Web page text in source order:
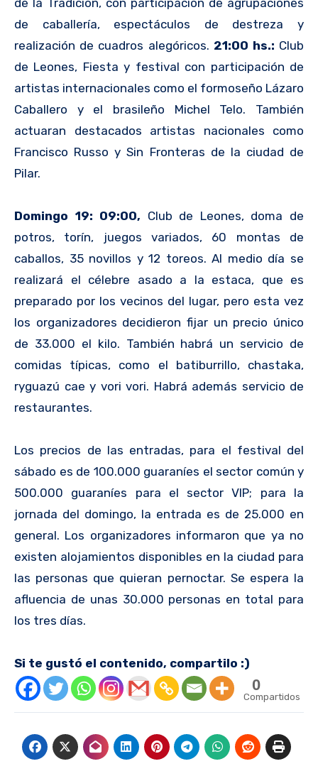
de la Tradición, con participación de agrupaciones
de caballería, espectáculos de destreza y
realización de cuadros alegóricos. 21:00 hs.: Club
de Leones, Fiesta y festival con participación de
artistas internacionales como el formoseño Lázaro
Caballero y el brasileño Michel Telo. También
actuaran destacados artistas nacionales como
Francisco Russo y Sin Fronteras de la ciudad de
Pilar.
Domingo 19: 09:00, Club de Leones, doma de
potros, torín, juegos variados, 60 montas de
caballos, 35 novillos y 12 toreos. Al medio día se
realizará el célebre asado a la estaca, que es
preparado por los vecinos del lugar, pero esta vez
los organizadores decidieron fijar un precio único
de 33.000 el kilo. También habrá un servicio de
comidas típicas, como el batiburrillo, chastaka,
ryguazú cae y vori vori. Habrá además servicio de
restaurantes.
Los precios de las entradas, para el festival del
sábado es de 100.000 guaraníes el sector común y
500.000 guaraníes para el sector VIP; para la
jornada del domingo, la entrada es de 25.000 en
general. Los organizadores informaron que ya no
existen alojamientos disponibles en la ciudad para
las personas que quieran pernoctar. Se espera la
afluencia de unas 30.000 personas en total para
los tres días.
Si te gustó el contenido, compartilo :)
0
Compartidos